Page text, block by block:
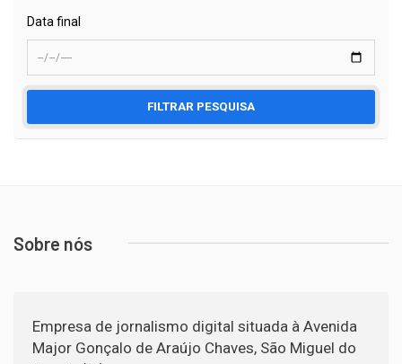
Data final
FILTRAR PESQUISA
Sobre nós
Empresa de jornalismo digital situada à Avenida
Major Gonçalo de Araújo Chaves, São Miguel do